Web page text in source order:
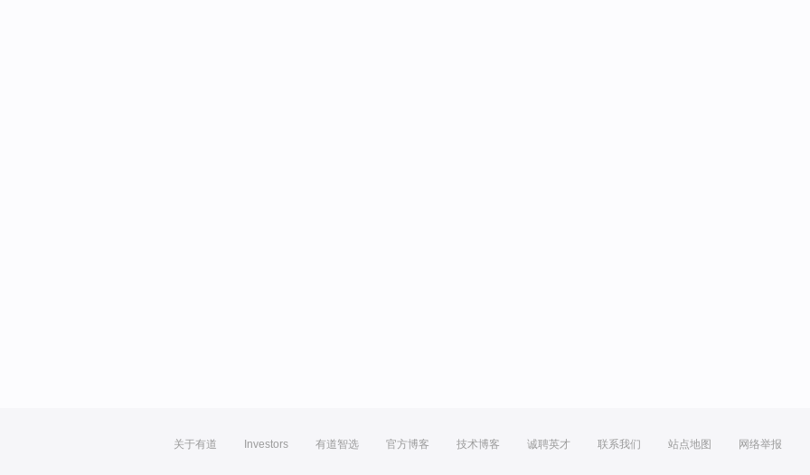
关于有道 Investors 有道智选 官方博客 技术博客 诚聘英才 联系我们 站点地图 网络举报